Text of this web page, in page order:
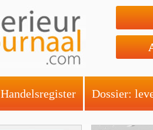
Handelsregister Dossier: